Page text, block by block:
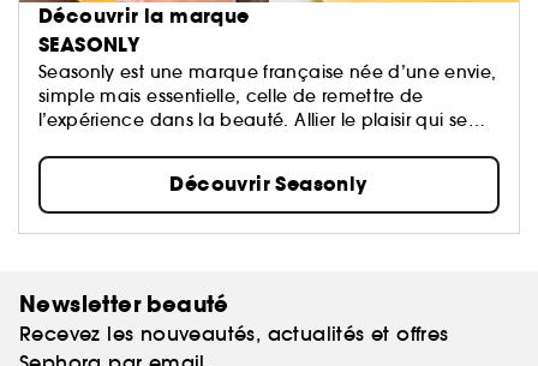
Découvrir la marque
SEASONLY
Seasonly est une marque française née d’une envie,
simple mais essentielle, celle de remettre de
l’expérience dans la beauté. Allier le plaisir qui se
Découvrir Seasonly
Newsletter beauté
Recevez les nouveautés, actualités et offres